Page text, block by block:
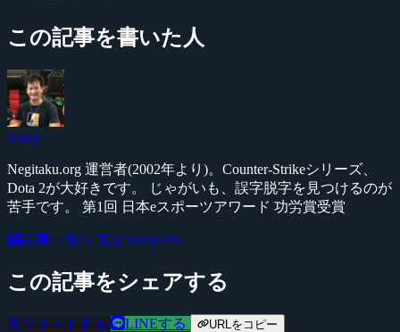
この記事を書いた人
Yossy
Negitaku.org 運営者(2002年より)。Counter-Strikeシリーズ、
Dota 2が大好きです。 じゃがいも、誤字脱字を見つけるのが
苦手です。 第1回 日本eスポーツアワード 功労賞受賞
記事一覧へ @YossyFPS
この記事をシェアする
ツイートする LINEする URLをコピー